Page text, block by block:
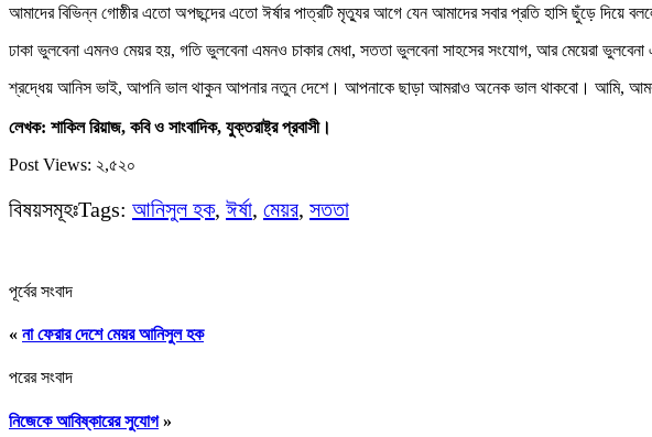
আমাদের বিভিন্ন গোষ্ঠীর এতো অপছন্দের এতো ঈর্ষার পাত্রটি মৃত্যুর আগে যেন আমাদের সবার প্রতি হাসি ছুঁড়ে দিয়ে
ঢাকা ভুলবেনা এমনও মেয়র হয়, গতি ভুলবেনা এমনও চাকার মেধা, সততা ভুলবেনা সাহসের সংযোগ, আর মেয়েরা
শ্রদ্ধেয় আনিস ভাই, আপনি ভাল থাকুন আপনার নতুন দেশে। আপনাকে ছাড়া আমরাও অনেক ভাল থাকবো। আমি, আমরা,
লেখক: শাকিল রিয়াজ, কবি ও সাংবাদিক, যুক্তরাষ্ট্র প্রবাসী।
Post Views: ২,৫২০
বিষয়সমূহঃTags: আনিসুল হক, ঈর্ষা, মেয়র, সততা
পূর্বের সংবাদ
« না ফেরার দেশে মেয়র আনিসুল হক
পরের সংবাদ
নিজেকে আবিষ্কারের সুযোগ»